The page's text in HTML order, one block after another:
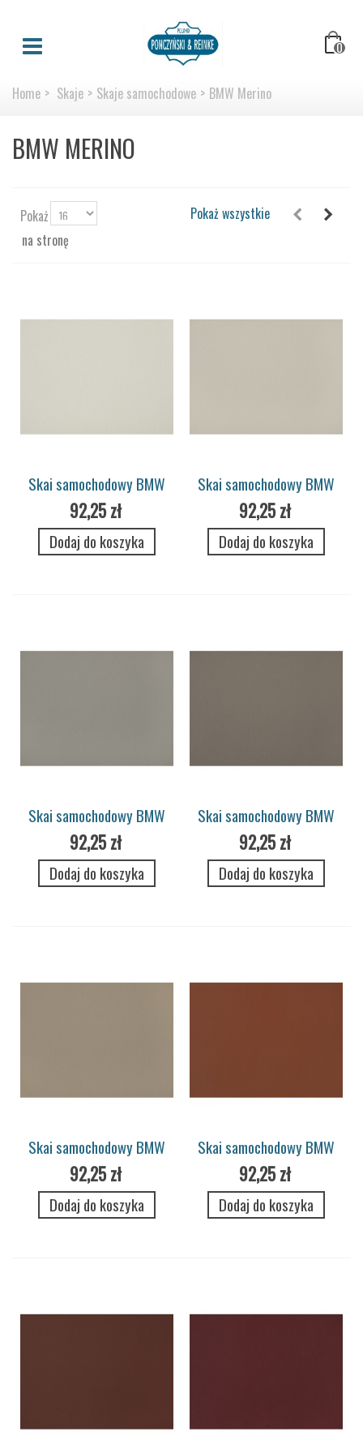
0
Home > Skaje > Skaje samochodowe > BMW Merino
BMW MERINO
Pokaż
na stronę
Pokaż wszystkie
Skai samochodowy BMW
Merino 7707 platinum
92,25 zł
Dodaj do koszyka
Skai samochodowy BMW
Merino 7713 gravel
92,25 zł
Dodaj do koszyka
Skai samochodowy BMW
Merino 7711 pergament
hell
92,25 zł
Dodaj do koszyka
Skai samochodowy BMW
Merino 7712 stone
92,25 zł
Dodaj do koszyka
Skai samochodowy BMW
Merino 7714 champignon
92,25 zł
Dodaj do koszyka
Skai samochodowy BMW
Merino 7716 saddle brown
92,25 zł
Dodaj do koszyka